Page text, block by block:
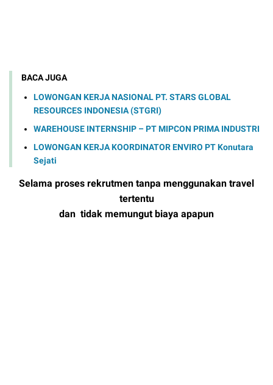
BACA JUGA
LOWONGAN KERJA NASIONAL PT. STARS GLOBAL
RESOURCES INDONESIA (STGRI)
WAREHOUSE INTERNSHIP – PT MIPCON PRIMA INDUSTRI
LOWONGAN KERJA KOORDINATOR ENVIRO PT Konutara
Sejati
Selama proses rekrutmen tanpa menggunakan travel
tertentu
dan tidak memungut biaya apapun